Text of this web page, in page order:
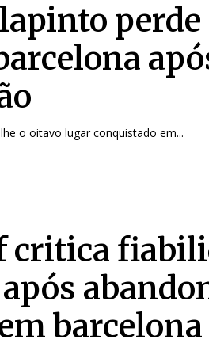
o oitavo lugar conquistado em...
critica
barcelona